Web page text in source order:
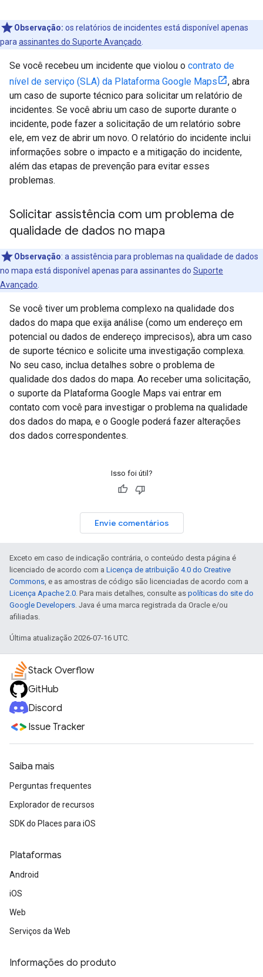
Observação: os relatórios de incidentes está disponível apenas
para assinantes do Suporte Avançado
Se você recebeu um incidente que violou o contrato de
nível de serviço (SLA) da Plataforma Google Maps
, abra
um caso de suporte técnico para solicitar um relatório de
incidentes. Se você abriu um caso de suporte durante o
incidente, pode fazer a solicitação de um relatório sobre
ele, em vez de abrir um novo. O relatório do incidente inclui
informações sobre o impacto e a mitigação do incidente,
além das etapas de prevenção para evitar esses
problemas.
Solicitar assistência com um problema de
qualidade de dados no mapa
Observação: a assistência para problemas na qualidade de dados
no mapa está disponível apenas para assinantes do Suporte
Avançado
Se você tiver um problema complexo na qualidade dos
dados do mapa que exija análise (como um endereço em
potencial ou dados de endereço imprecisos), abra um caso
de suporte técnico e solicite uma investigação complexa.
No seu caso, inclua detalhes sobre o problema de
qualidade dos dados do mapa. Ao receber uma solicitação,
o suporte da Plataforma Google Maps vai entrar em
contato com você para investigar o problema na qualidade
dos dados do mapa, e o Google poderá fazer alterações
dos dados correspondentes.
Isso foi útil?
Envie comentários
Exceto em caso de indicação contrária, o conteúdo desta página é
licenciado de acordo com a Licença de atribuição 4.0 do Creative
Commons , e as amostras de código são licenciadas de acordo com a
Licença Apache 2.0 . Para mais detalhes, consulte as políticas do site do
Google Developers . Java é uma marca registrada da Oracle e/ou
afiliadas.
Última atualização 2026-07-16 UTC.
Stack Overflow
GitHub
Discord
Issue Tracker
Saiba mais
Perguntas frequentes
Explorador de recursos
SDK do Places para iOS
Plataformas
Android
iOS
Web
Serviços da Web
Informações do produto